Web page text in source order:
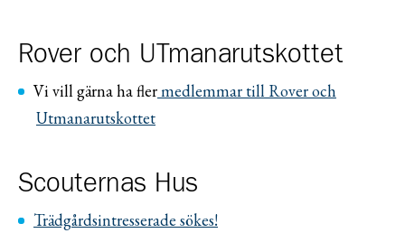
Rover och UTmanarutskottet
Vi vill gärna ha flermedlemmar till Rover och
Utmanarutskottet
Scouternas Hus
Trädgårdsintresserade sökes!